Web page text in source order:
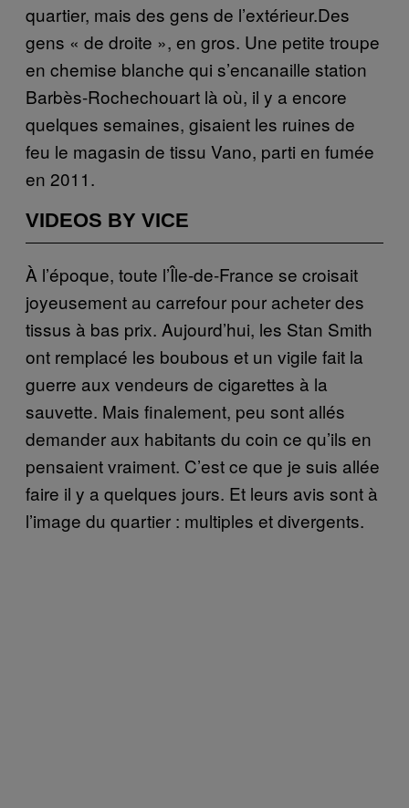
quartier, mais des gens de l’extérieur.Des
gens « de droite », en gros. Une petite troupe
en chemise blanche qui s’encanaille station
Barbès-Rochechouart là où, il y a encore
quelques semaines, gisaient les ruines de
feu le magasin de tissu Vano, parti en fumée
en 2011.
VIDEOS BY VICE
À l’époque, toute l’Île-de-France se croisait
joyeusement au carrefour pour acheter des
tissus à bas prix. Aujourd’hui, les Stan Smith
ont remplacé les boubous et un vigile fait la
guerre aux vendeurs de cigarettes à la
sauvette. Mais finalement, peu sont allés
demander aux habitants du coin ce qu’ils en
pensaient vraiment. C’est ce que je suis allée
faire il y a quelques jours. Et leurs avis sont à
l’image du quartier : multiples et divergents.